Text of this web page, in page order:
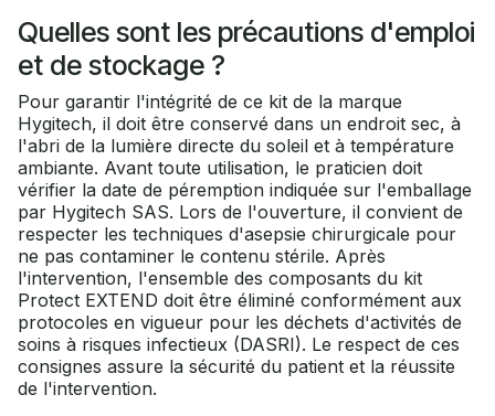
Quelles sont les précautions d'emploi
et de stockage ?
Pour garantir l'intégrité de ce kit de la marque
Hygitech, il doit être conservé dans un endroit sec, à
l'abri de la lumière directe du soleil et à température
ambiante. Avant toute utilisation, le praticien doit
vérifier la date de péremption indiquée sur l'emballage
par Hygitech SAS. Lors de l'ouverture, il convient de
respecter les techniques d'asepsie chirurgicale pour
ne pas contaminer le contenu stérile. Après
l'intervention, l'ensemble des composants du kit
Protect EXTEND doit être éliminé conformément aux
protocoles en vigueur pour les déchets d'activités de
soins à risques infectieux (DASRI). Le respect de ces
consignes assure la sécurité du patient et la réussite
de l'intervention.